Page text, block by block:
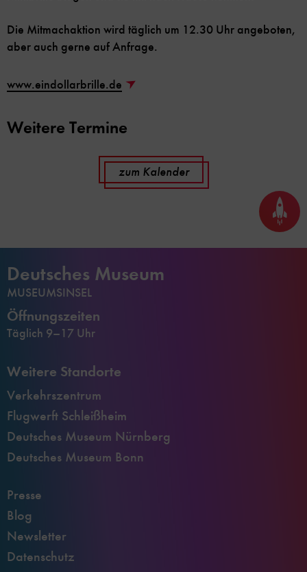
Die Mitmachaktion wird täglich um 12.30 Uhr angeboten,
aber auch gerne auf Anfrage.
www.eindollarbrille.de
Weitere Termine
zum Kalender
Seite
nach
oben
Deutsches Museum
MUSEUMSINSEL
Öffnungszeiten
Täglich 9–17 Uhr
Weitere Standorte
Verkehrszentrum
Flugwerft Schleißheim
Deutsches Museum Nürnberg
Deutsches Museum Bonn
Presse
Blog
Newsletter
Datenschutz